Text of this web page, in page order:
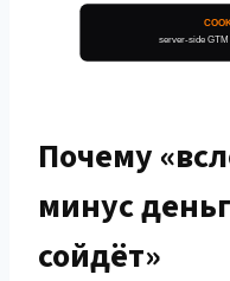
server-side GTM
Почему
минус
сойдёт»